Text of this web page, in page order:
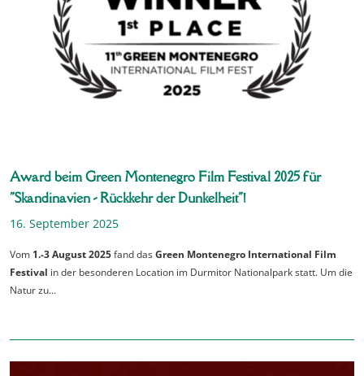
Award beim Green Montenegro Film Festival 2025 für
"Skandinavien - Rückkehr der Dunkelheit"!
16. September 2025
Vom 1.-3 August 2025fand dasGreen Montenegro International Film
Festival in der besonderen Location im Durmitor Nationalpark statt. Um die
Natur zu…